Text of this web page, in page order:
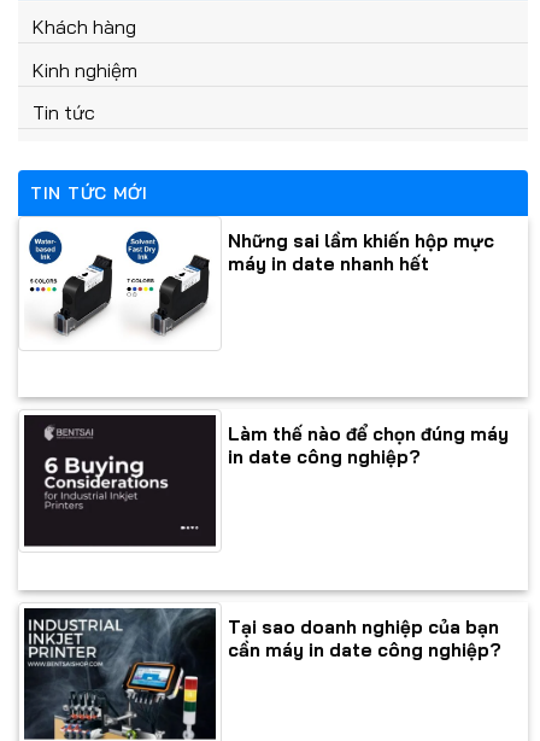
Khách hàng
Kinh nghiệm
Tin tức
TIN TỨC MỚI
Những sai lầm khiến hộp mực
máy in date nhanh hết
Làm thế nào để chọn đúng máy
in date công nghiệp?
Tại sao doanh nghiệp của bạn
cần máy in date công nghiệp?